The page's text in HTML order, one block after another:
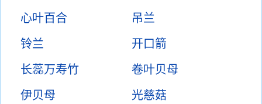
心叶百合
吊兰
铃兰
开口箭
长蕊万寿竹
卷叶贝母
伊贝母
光慈菇